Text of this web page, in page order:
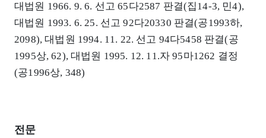
대법원 1966. 9. 6. 선고 65다2587 판결(집14-3, 민4),
대법원 1993. 6. 25. 선고 92다20330 판결(공1993하,
2098), 대법원 1994. 11. 22. 선고 94다5458 판결(공
1995상, 62), 대법원 1995. 12. 11.자 95마1262 결정
(공1996상, 348)
전문